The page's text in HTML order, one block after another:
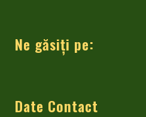
Ne găsiți pe:
Date Contact